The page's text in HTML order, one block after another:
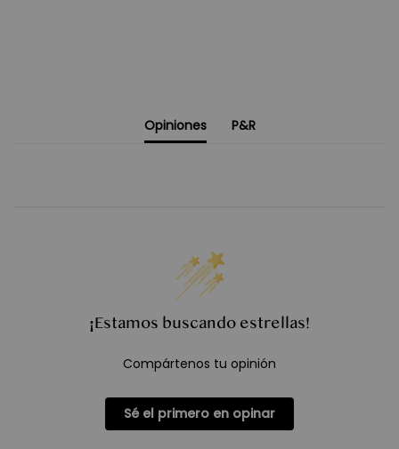
Opiniones P&R
¡Estamos buscando estrellas!
Compártenos tu opinión
Sé el primero en opinar